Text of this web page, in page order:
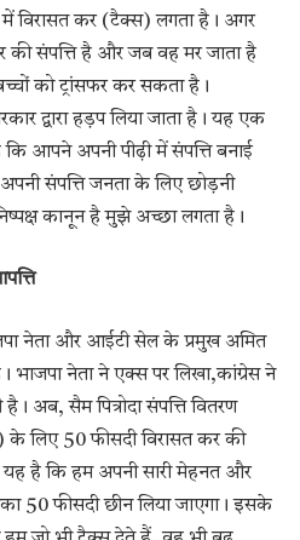
विरासत कर (टैक्स) लगता है। अगर
की संपत्ति है और जब वह मर जाता है
को ट्रांसफर कर सकता है।
द्वारा हड़प लिया जाता है। यह एक
आपने अपनी पीढ़ी में संपत्ति बनाई
संपत्ति जनता के लिए छोड़नी
कानून है मुझे अच्छा लगता है।
नेता और आईटी सेल के प्रमुख अमित
भाजपा नेता ने एक्स पर लिखा,कांग्रेस ने
अब, सैम पित्रोदा संपत्ति वितरण
लिए 50 फीसदी विरासत कर की
है कि हम अपनी सारी मेहनत और
50 फीसदी छीन लिया जाएगा। इसके